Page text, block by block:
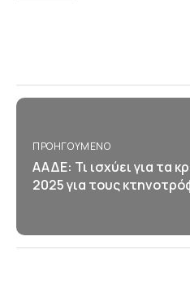
ΠΡΟΗΓΟΎΜΕΝΟ
ΑΑΔΕ: Τι ισχύει για τα
2025 για τους